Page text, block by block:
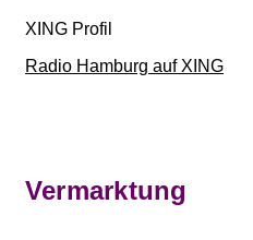
XING Profil
Radio Hamburg auf XING
Vermarktung